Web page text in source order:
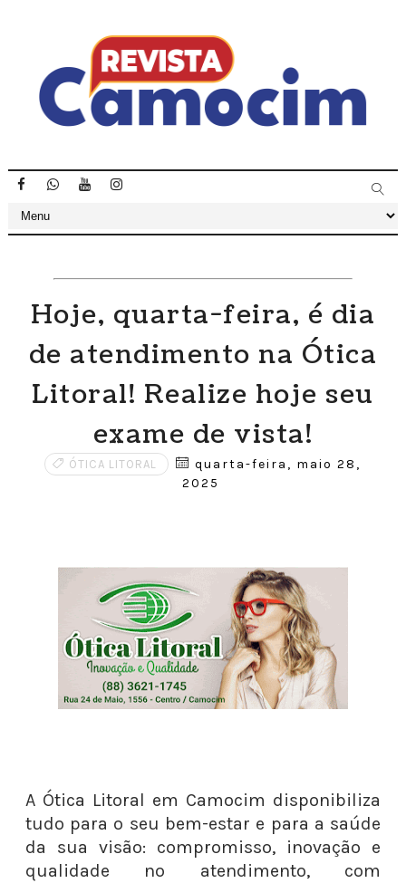
Hoje, quarta-feira, é dia
de atendimento na Ótica
Litoral! Realize hoje seu
exame de vista!
ÓTICA LITORAL
quarta-feira, maio 28,
2025
A Ótica Litoral em Camocim disponibiliza
tudo para o seu bem-estar e para a saúde
da sua visão: compromisso, inovação e
qualidade no atendimento, com